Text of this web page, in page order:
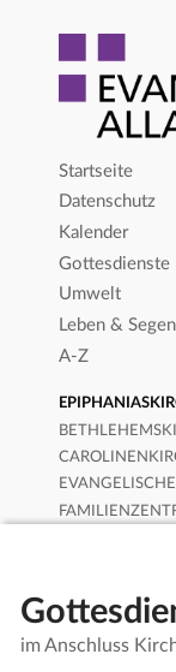
Startseite
Datenschutz
Kalender
Gottesdienste
Umwelt
Leben & Segen
A-Z
im Anschluss